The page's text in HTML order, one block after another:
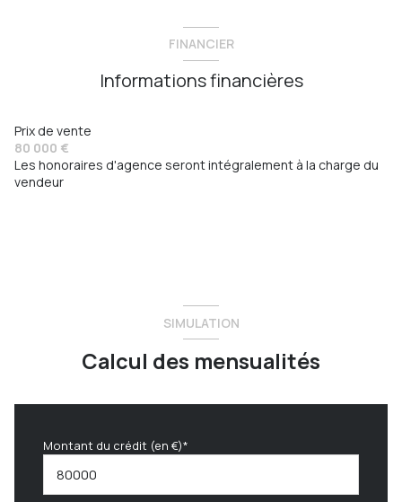
FINANCIER
Informations financières
Prix de vente
80 000 €
Les honoraires d'agence seront intégralement à la charge du
vendeur
SIMULATION
Calcul des mensualités
Montant du crédit (en €)*